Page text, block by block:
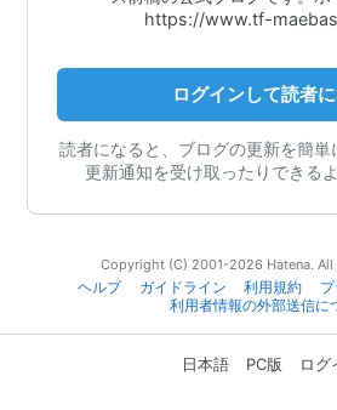
https://www.tf-
ログインして読者
読者になると、ブログの更新を簡単
更新通知を受け取ったりできる
Copyright (C) 2001-2026 Hatena. All
ヘルプ
ガイドライン 利用規約
利用者情報の外部送信に
日本語 PC版 ログ